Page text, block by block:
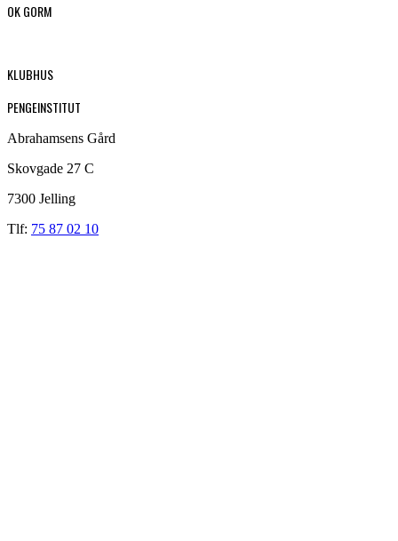
OK GORM
KLUBHUS
PENGEINSTITUT
Abrahamsens Gård
Skovgade 27 C
7300 Jelling
Tlf: 75 87 02 10